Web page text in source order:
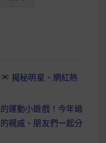
揭秘明星、網紅熱
運動小遊戲！今年過
親戚、朋友們一起分